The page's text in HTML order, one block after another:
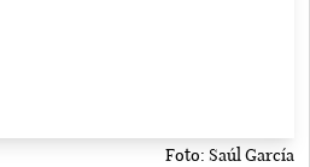
Foto: Saúl García